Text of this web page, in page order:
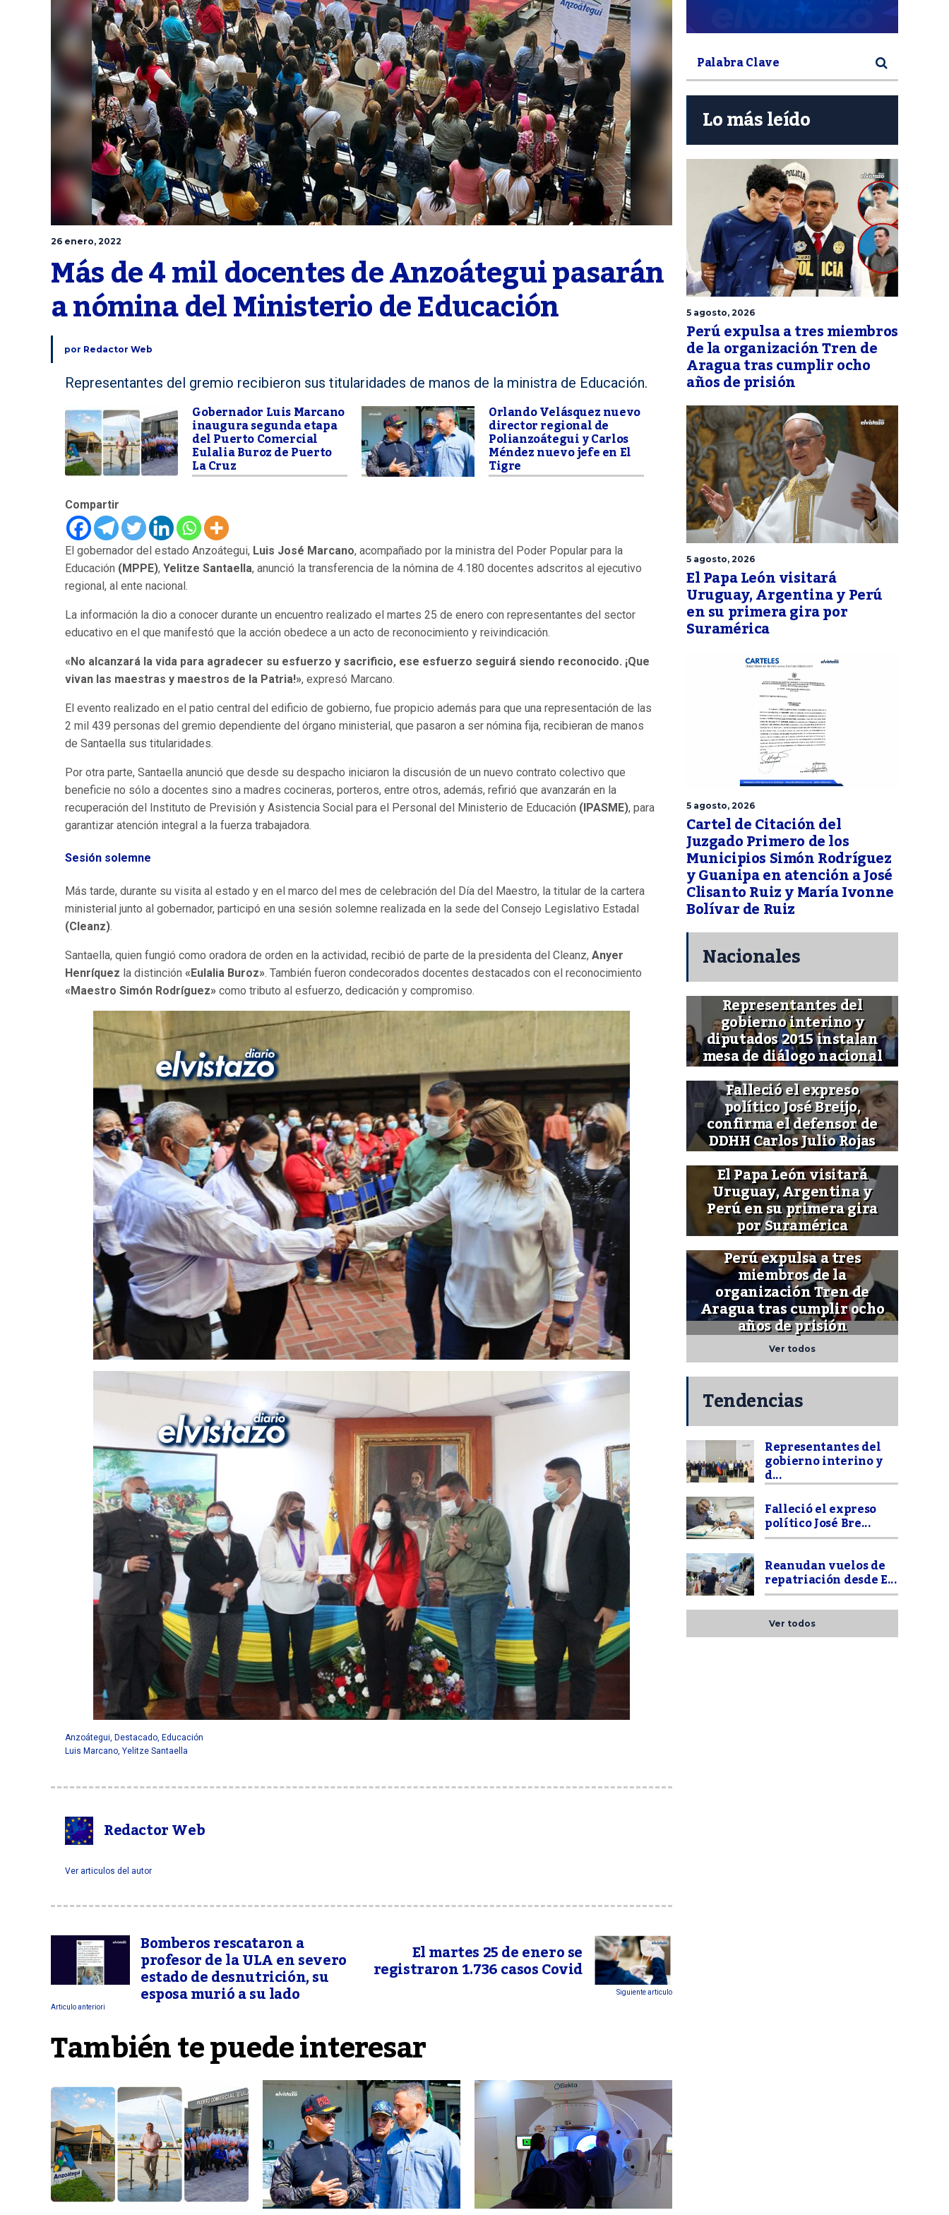
26 enero, 2022
Más de 4 mil docentes de Anzoátegui pasarán
a nómina del Ministerio de Educación
por Redactor Web
Representantes del gremio recibieron sus titularidades de manos de la ministra de Educación.
Gobernador Luis Marcano
inaugura segunda etapa
del Puerto Comercial
Eulalia Buroz de Puerto
La Cruz
Orlando Velásquez nuevo
director regional de
Polianzoátegui y Carlos
Méndez nuevo jefe en El
Tigre
Compartir
El gobernador del estado Anzoátegui, Luis José Marcano, acompañado por la ministra del Poder Popular para la
Educación (MPPE), Yelitze Santaella, anunció la transferencia de la nómina de 4.180 docentes adscritos al ejecutivo
regional, al ente nacional.
La información la dio a conocer durante un encuentro realizado el martes 25 de enero con representantes del sector
educativo en el que manifestó que la acción obedece a un acto de reconocimiento y reivindicación.
«No alcanzará la vida para agradecer su esfuerzo y sacrificio, ese esfuerzo seguirá siendo reconocido. ¡Que
vivan las maestras y maestros de la Patria!», expresó Marcano.
El evento realizado en el patio central del edificio de gobierno, fue propicio además para que una representación de las
2 mil 439 personas del gremio dependiente del órgano ministerial, que pasaron a ser nómina fija, recibieran de manos
de Santaella sus titularidades.
Por otra parte, Santaella anunció que desde su despacho iniciaron la discusión de un nuevo contrato colectivo que
beneficie no sólo a docentes sino a madres cocineras, porteros, entre otros, además, refirió que avanzarán en la
recuperación del Instituto de Previsión y Asistencia Social para el Personal del Ministerio de Educación (IPASME), para
garantizar atención integral a la fuerza trabajadora.
Sesión solemne
Más tarde, durante su visita al estado y en el marco del mes de celebración del Día del Maestro, la titular de la cartera
ministerial junto al gobernador, participó en una sesión solemne realizada en la sede del Consejo Legislativo Estadal
(Cleanz).
Santaella, quien fungió como oradora de orden en la actividad, recibió de parte de la presidenta del Cleanz, Anyer
Henríquez la distinción «Eulalia Buroz». También fueron condecorados docentes destacados con el reconocimiento
«Maestro Simón Rodríguez» como tributo al esfuerzo, dedicación y compromiso.
Anzoátegui Destacado Educación
Luis Marcano Yelitze Santaella
Redactor Web
Ver articulos del autor
Bomberos rescataron a
profesor de la ULA en severo
estado de desnutrición, su
esposa murió a su lado
Articulo anteriori
El martes 25 de enero se
registraron 1.736 casos Covid
Siguiente articulo
También te puede interesar
Lo más leído
5 agosto, 2026
Perú expulsa a tres miembros
de la organización Tren de
Aragua tras cumplir ocho
años de prisión
5 agosto, 2026
El Papa León visitará
Uruguay, Argentina y Perú
en su primera gira por
Suramérica
5 agosto, 2026
Cartel de Citación del
Juzgado Primero de los
Municipios Simón Rodríguez
y Guanipa en atención a José
Clisanto Ruiz y María Ivonne
Bolívar de Ruiz
Nacionales
Representantes del
gobierno interino y
diputados 2015 instalan
mesa de diálogo nacional
Falleció el expreso
político José Breijo,
confirma el defensor de
DDHH Carlos Julio Rojas
El Papa León visitará
Uruguay, Argentina y
Perú en su primera gira
por Suramérica
Perú expulsa a tres
miembros de la
organización Tren de
Aragua tras cumplir ocho
años de prisión
Ver todos
Tendencias
Representantes del
gobierno interino y
d...
Falleció el expreso
político José Bre...
Reanudan vuelos de
repatriación desde E...
Ver todos